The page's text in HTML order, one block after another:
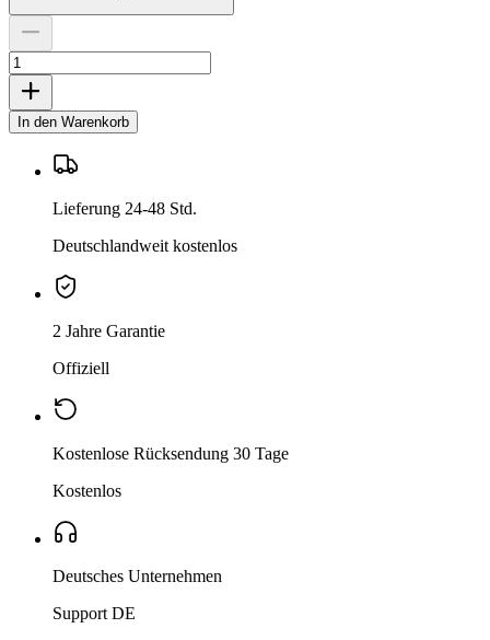
In den Warenkorb
Lieferung 24-48 Std.
Deutschlandweit kostenlos
2 Jahre Garantie
Offiziell
Kostenlose Rücksendung 30 Tage
Kostenlos
Deutsches Unternehmen
Support DE